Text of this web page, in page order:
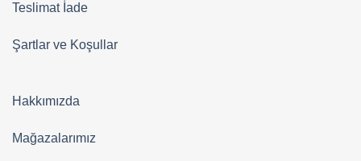
Teslimat İade
Şartlar ve Koşullar
Hakkımızda
Mağazalarımız